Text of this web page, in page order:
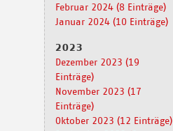
Februar 2024 (8 Einträge)
Januar 2024 (10 Einträge)
2023
Dezember 2023 (19
Einträge)
November 2023 (17
Einträge)
Oktober 2023 (12 Einträge)